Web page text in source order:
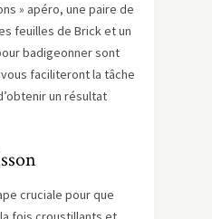
» apéro, une paire de
feuilles de Brick et un
badigeonner sont
faciliteront la tâche
un résultat
cruciale pour que